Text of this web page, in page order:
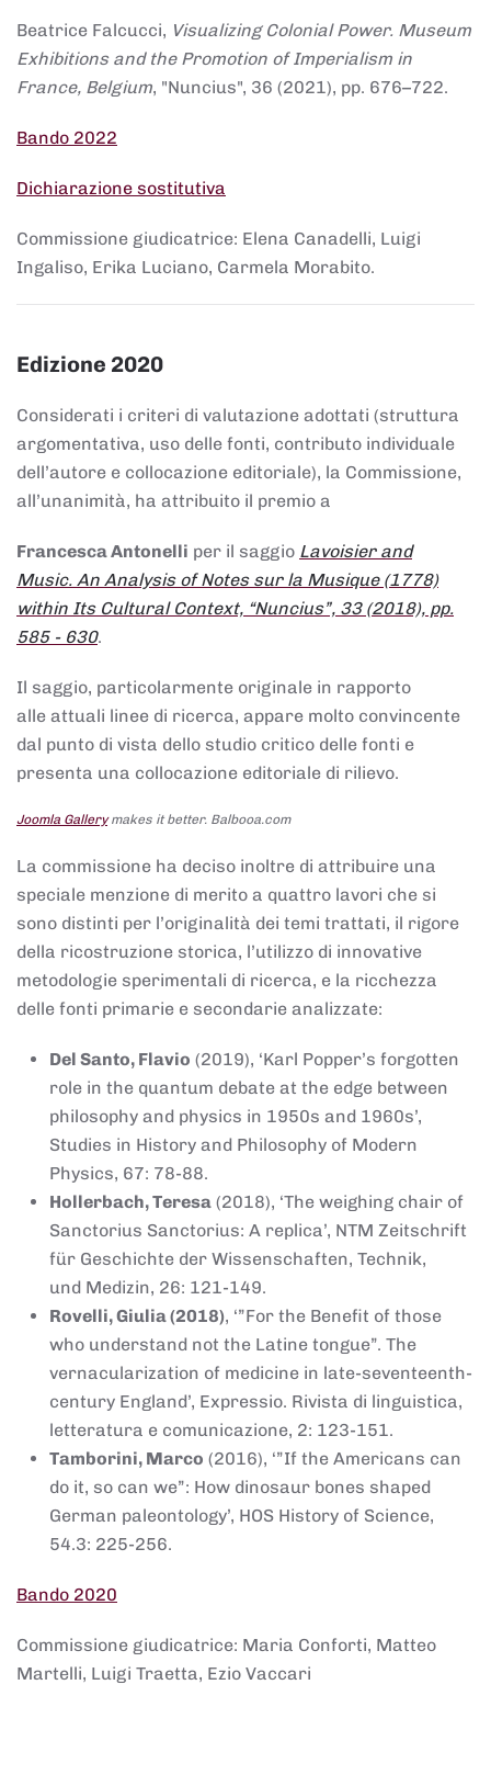
Beatrice Falcucci, Visualizing Colonial Power. Museum
Exhibitions and the Promotion of Imperialism in
France, Belgium, "Nuncius", 36 (2021), pp. 676–722.
Bando 2022
Dichiarazione sostitutiva
Commissione giudicatrice: Elena Canadelli, Luigi
Ingaliso, Erika Luciano, Carmela Morabito.
Edizione 2020
Considerati i criteri di valutazione adottati (struttura
argomentativa, uso delle fonti, contributo individuale
dell’autore e collocazione editoriale), la Commissione,
all’unanimità, ha attribuito il premio a
Francesca Antonelli per il saggio Lavoisier and
Music. An Analysis of Notes sur la Musique (1778)
within Its Cultural Context, “Nuncius”, 33 (2018), pp.
585 - 630.
Il saggio, particolarmente originale in rapporto
alle attuali linee di ricerca, appare molto convincente
dal punto di vista dello studio critico delle fonti e
presenta una collocazione editoriale di rilievo.
Joomla Gallerymakes it better. Balbooa.com
La commissione ha deciso inoltre di attribuire una
speciale menzione di merito a quattro lavori che si
sono distinti per l’originalità dei temi trattati, il rigore
della ricostruzione storica, l’utilizzo di innovative
metodologie sperimentali di ricerca, e la ricchezza
delle fonti primarie e secondarie analizzate:
Del Santo, Flavio (2019), ‘Karl Popper’s forgotten
role in the quantum debate at the edge between
philosophy and physics in 1950s and 1960s’,
Studies in History and Philosophy of Modern
Physics, 67: 78-88.
Hollerbach, Teresa (2018), ‘The weighing chair of
Sanctorius Sanctorius: A replica’, NTM Zeitschrift
für Geschichte der Wissenschaften, Technik,
und Medizin, 26: 121-149.
Rovelli, Giulia (2018), ‘”For the Benefit of those
who understand not the Latine tongue”. The
vernacularization of medicine in late-seventeenth-
century England’, Expressio. Rivista di linguistica,
letteratura e comunicazione, 2: 123-151.
Tamborini, Marco (2016), ‘”If the Americans can
do it, so can we”: How dinosaur bones shaped
German paleontology’, HOS History of Science,
54.3: 225-256.
Bando 2020
Commissione giudicatrice: Maria Conforti, Matteo
Martelli, Luigi Traetta, Ezio Vaccari